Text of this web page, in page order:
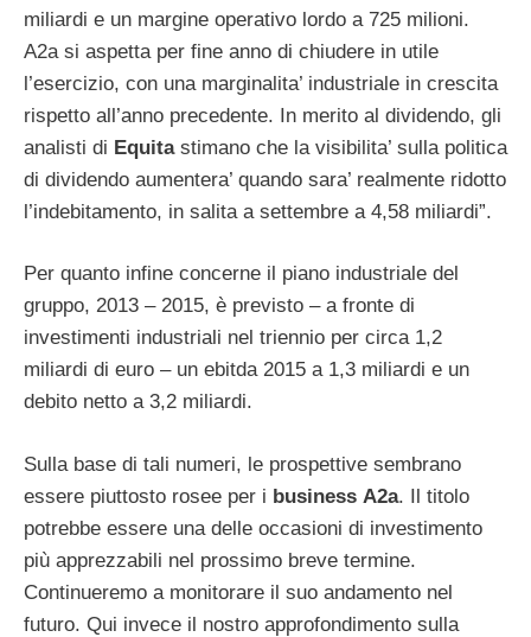
miliardi e un margine operativo lordo a 725 milioni.
A2a si aspetta per fine anno di chiudere in utile
l’esercizio, con una marginalita’ industriale in crescita
rispetto all’anno precedente. In merito al dividendo, gli
analisti di Equitastimano che la visibilita’ sulla politica
di dividendo aumentera’ quando sara’ realmente ridotto
l’indebitamento, in salita a settembre a 4,58 miliardi”.
Per quanto infine concerne il piano industriale del
gruppo, 2013 – 2015, è previsto – a fronte di
investimenti industriali nel triennio per circa 1,2
miliardi di euro – un ebitda 2015 a 1,3 miliardi e un
debito netto a 3,2 miliardi.
Sulla base di tali numeri, le prospettive sembrano
essere piuttosto rosee per i business A2a. Il titolo
potrebbe essere una delle occasioni di investimento
più apprezzabili nel prossimo breve termine.
Continueremo a monitorare il suo andamento nel
futuro. Qui invece il nostro approfondimento sulla